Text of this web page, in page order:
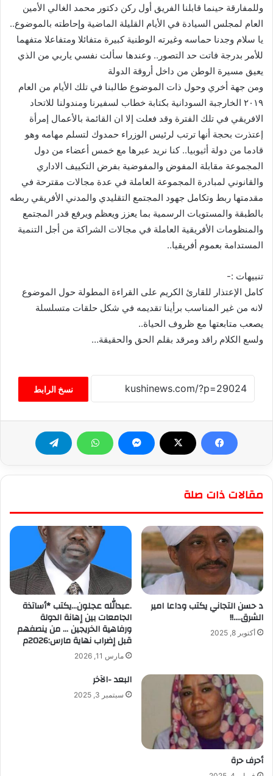
وللمفارقة حينما قابلنا الفريق أول ركن دكتور محمد الغالي الأمين
العام لمجلس السيادة في الأيام القليلة الماضية وإحاطته بالموضوع..
يا سلام وجدنا حماسه وغيرته الوطنية كبيرة متفائلا ومتفاعلا متفهما
للأمر بدرجة فاتت حد التصور.. وعندها سألت نفسي ياربي من الذي
يعيق مسيرة الوطن من داخل أروقة الدولة
ومن جهة أخري وحول ذات الموضوع طالبنا في تلك الأيام من العام
٢٠١٩ الخارجبة السودانية بكتابة خطاب لسفيرنا ومندولنا للاتحاد
الافريقي في تلك الفترة وقد فعلت إلا ان القائمة بالأعمال إمرأة
إعتذرت بحجة أنها ترتب لرئيس الوزراء حمدوك لتسلم مهامه وهو
قادما من دولة أثيوبيا.. كنا نريد عبرها مع خمس أعضاء من دول
المجموعة مقابلة المفوض والمفوضية بفرض التكييف الاداري
والقانوني لمبادرة المجموعة العاملة في عدة مجالات مقترحة في
مقدمتها ربط وتكامل جهود المجتمع التقليدي والمدني الأفريقي ربطه
بالطبقة والمستويات الرسمية بما يعزز ويعظم ويرفع قدر المجتمع
والمنظومات الأفريقية العاملة في مجالات الشراكة من أجل التنمية
المستدامة بعموم أفريقيا..
تنبيهات :-
كامل الإعتذار للقارئ الكريم على القراءة المطولة حول الموضوع
لانه من غير المناسب برأينا تقديمه في شكل حلقات متسلسلة
يصعب متابعتها مع ظروف الحياة..
ولسع الكلام راقد ومرقد بقلم الحق والحقيقة…
نسخ الرابط
مقالات ذات صلة
د حسن التجاني يكتب وداعا امير
الشرق….!!
أكتوبر 8, 2025
.عبدالله عجلون…يكتب *أساتذة
الجامعات بين إهانة الدولة
ورفاهية الخريجين … من ينصفهم
قبل إضراب نهاية مارس:2026م
مارس 11, 2026
أحرف حرة
البعد -الآخر
سبتمبر 3, 2025